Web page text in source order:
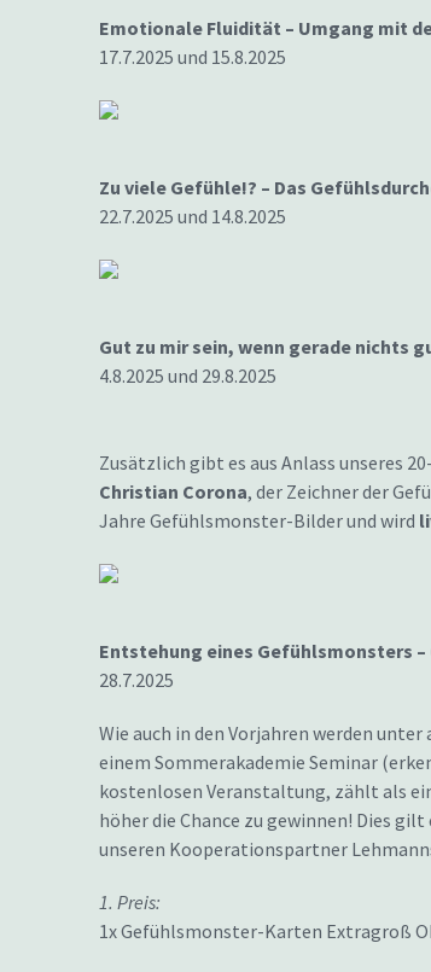
Emotionale Fluidität – Umgang mit
17.7.2025 und 15.8.2025
Zu viele Gefühle!? – Das
22.7.2025 und 14.8.2025
Gut zu mir sein, wenn gerade nichts
4.8.2025 und 29.8.2025
Zusätzlich gibt es aus Anlass unseres
Christian Corona, der Zeichner der
Jahre Gefühlsmonster-Bilder und wird
Entstehung eines Gefühlsmonsters
28.7.2025
Wie auch in den Vorjahren werden
einem Sommerakademie Seminar
kostenlosen Veranstaltung, zählt als
höher die Chance zu gewinnen! Dies
unseren Kooperationspartner
1. Preis:
1x Gefühlsmonster-Karten Extragroß